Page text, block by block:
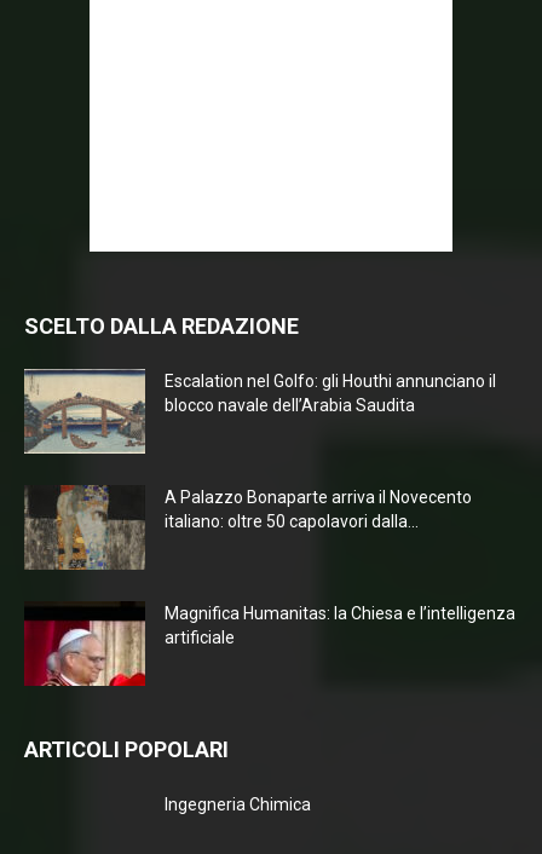
SCELTO DALLA REDAZIONE
Escalation nel Golfo: gli Houthi annunciano il
blocco navale dell’Arabia Saudita
A Palazzo Bonaparte arriva il Novecento
italiano: oltre 50 capolavori dalla...
Magnifica Humanitas: la Chiesa e l’intelligenza
artificiale
ARTICOLI POPOLARI
Ingegneria Chimica